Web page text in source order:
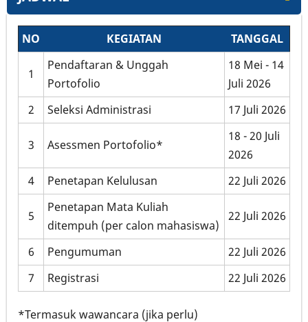
NO KEGIATAN TANGGAL
1
Pendaftaran & Unggah
Portofolio
18 Mei - 14
Juli 2026
2
Seleksi Administrasi 17 Juli 2026
3 Asessmen Portofolio*
18 - 20 Juli
2026
4
Penetapan Kelulusan 22 Juli 2026
5
Penetapan Mata Kuliah
ditempuh (per calon mahasiswa)
22 Juli 2026
6 Pengumuman
22 Juli 2026
7
Registrasi 22 Juli 2026
*Termasuk wawancara (jika perlu)